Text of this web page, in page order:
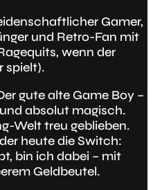
Gamer,
und Retro-Fan mit
wenn der
spielt).
gute alte Game Boy –
absolut magisch.
Welt treu geblieben.
heute die Switch:
bin ich dabei – mit
Geldbeutel.